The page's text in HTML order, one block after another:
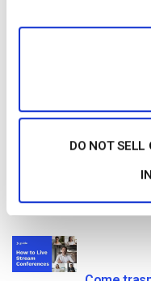
DO NOT SELL
Confronto
by Max
January 13,